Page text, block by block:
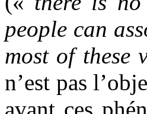
people can
most of
n’est pas
avant ces